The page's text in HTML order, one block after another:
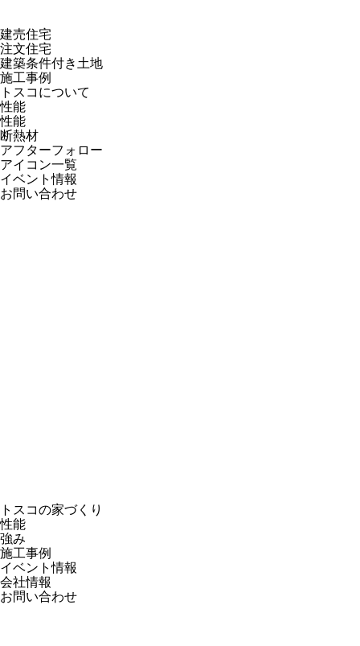
建売住宅
注文住宅
建築条件付き土地
施工事例
トスコについて
性能
性能
断熱材
アフターフォロー
アイコン一覧
イベント情報
お問い合わせ
トスコの家づくり
性能
強み
施工事例
イベント情報
会社情報
お問い合わせ